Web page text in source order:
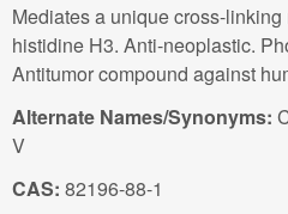
Mediates a unique cross-
histidine H3. Anti-neoplastic.
Antitumor compound against
Alternate Names/Synonyms:
V
CAS: 82196-88-1